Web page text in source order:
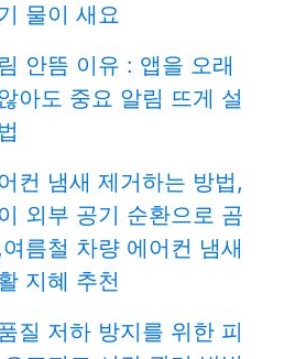
물이 새요
안뜸 이유 : 앱을 오래
아도 중요 알림 뜨게 설
컨 냄새 제거하는 방법,
외부 공기 순환으로 곰
름철 차량 에어컨 냄새
지혜 추천
질 저하 방지를 위한 피